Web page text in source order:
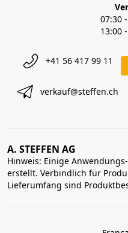
07:30
13:00
+41 56 417 99 11
verkauf@steffen.ch
A. STEFFEN AG
Hinweis: Einige
erstellt. Verbindlich für
Lieferumfang sind